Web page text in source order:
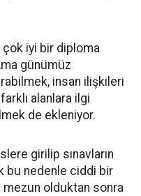
çok iyi bir diploma
günümüz
insan ilişkileri
alanlara ilgi
de ekleniyor.
girilip sınavların
bu nedenle ciddi bir
mezun olduktan sonra